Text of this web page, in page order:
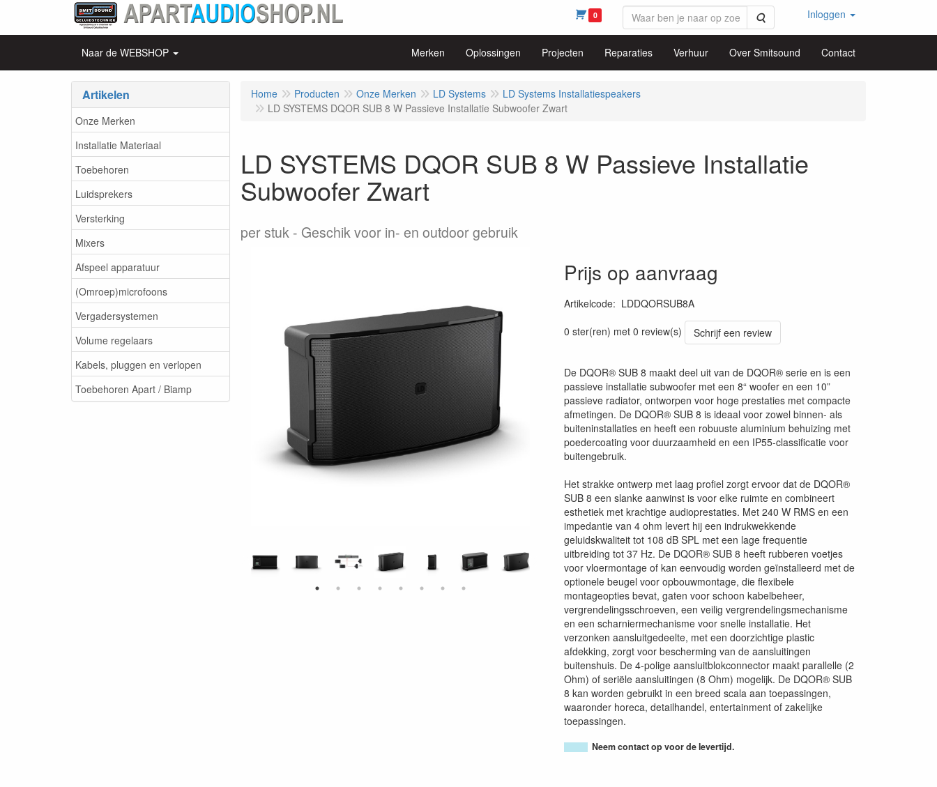
0 Zoeken Inloggen
Naar de WEBSHOP Merken Oplossingen Projecten Reparaties Verhuur Over Smitsound Contact
Artikelen
Onze Merken
Installatie Materiaal
Toebehoren
Luidsprekers
Versterking
Mixers
Afspeel apparatuur
(Omroep)microfoons
Vergadersystemen
Volume regelaars
Kabels, pluggen en verlopen
Toebehoren Apart / Biamp
Home Producten Onze Merken LD Systems
LD Systems Installatiespeakers
LD SYSTEMS DQOR SUB 8 W Passieve Installatie Subwoofer Zwart
LD SYSTEMS DQOR SUB 8 W Passieve Installatie
Subwoofer Zwart
per stuk Geschik voor in- en outdoor gebruik
Prijs op aanvraag
Artikelcode: LDDQORSUB8A
0 ster(ren) met 0 review(s)
Schrijf een review
De DQOR® SUB 8 maakt deel uit van de DQOR® serie en is een
passieve installatie subwoofer met een 8“ woofer en een 10”
passieve radiator, ontworpen voor hoge prestaties met compacte
afmetingen. De DQOR® SUB 8 is ideaal voor zowel binnen- als
buiteninstallaties en heeft een robuuste aluminium behuizing met
poedercoating voor duurzaamheid en een IP55-classificatie voor
buitengebruik.
Het strakke ontwerp met laag profiel zorgt ervoor dat de DQOR®
SUB 8 een slanke aanwinst is voor elke ruimte en combineert
esthetiek met krachtige audioprestaties. Met 240 W RMS en een
impedantie van 4 ohm levert hij een indrukwekkende
geluidskwaliteit tot 108 dB SPL met een lage frequentie
uitbreiding tot 37 Hz. De DQOR® SUB 8 heeft rubberen voetjes
voor vloermontage of kan eenvoudig worden geïnstalleerd met de
optionele beugel voor opbouwmontage, die flexibele
montageopties bevat, gaten voor schoon kabelbeheer,
vergrendelingsschroeven, een veilig vergrendelingsmechanisme
en een scharniermechanisme voor snelle installatie. Het
verzonken aansluitgedeelte, met een doorzichtige plastic
afdekking, zorgt voor bescherming van de aansluitingen
buitenshuis. De 4-polige aansluitblokconnector maakt parallelle (2
Ohm) of seriële aansluitingen (8 Ohm) mogelijk. De DQOR® SUB
8 kan worden gebruikt in een breed scala aan toepassingen,
waaronder horeca, detailhandel, entertainment of zakelijke
toepassingen.
Neem contact op voor de levertijd.